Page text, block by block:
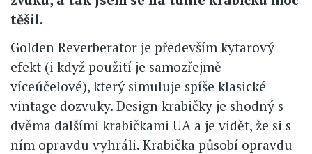
těšil.
Golden Reverberator je především kytarový
efekt (i když použití je samozřejmě
víceúčelové), který simuluje spíše klasické
vintage dozvuky. Design krabičky je shodný s
dvěma dalšími krabičkami UA a je vidět, že si s
ním opravdu vyhráli. Krabička působí opravdu